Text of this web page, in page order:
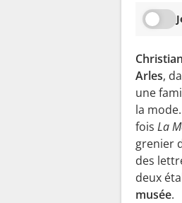
Arles,
une
la
fois La
grenier
des
deux
musée.